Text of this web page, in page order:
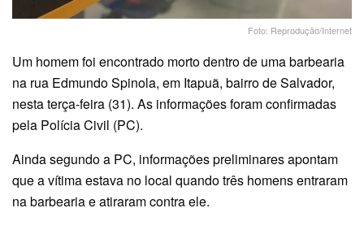
Foto: Reprodução/Internet
Um homem foi encontrado morto dentro de uma barbearia
na rua Edmundo Spinola, em Itapuã, bairro de Salvador,
nesta terça-feira (31). As informações foram confirmadas
pela Polícia Civil (PC).
Ainda segundo a PC, informações preliminares apontam
que a vítima estava no local quando três homens entraram
na barbearia e atiraram contra ele.